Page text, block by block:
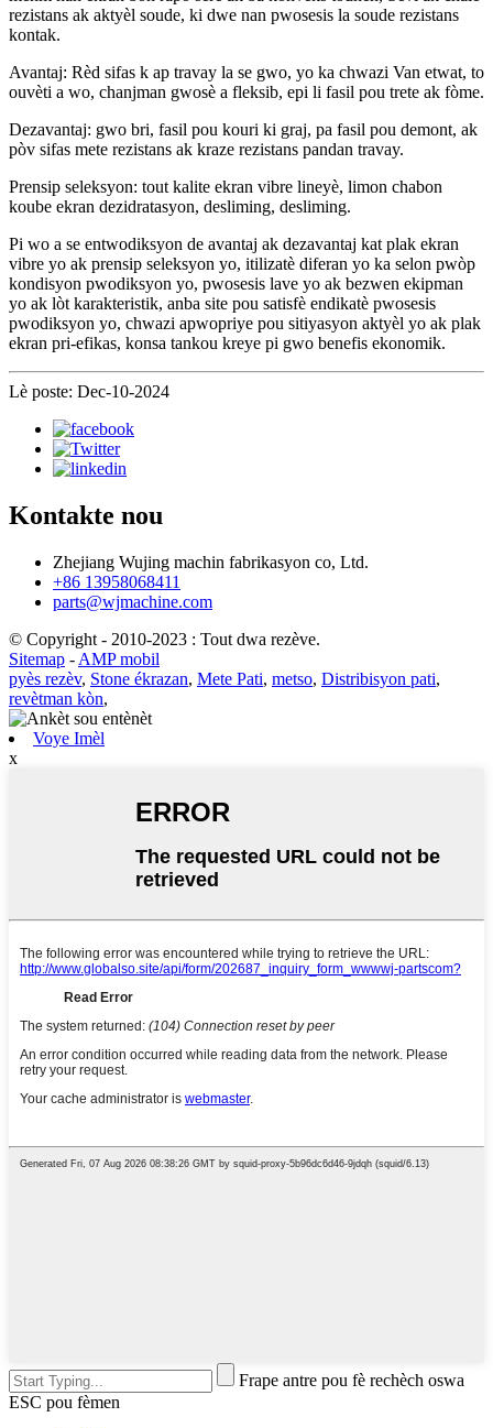
rezistans ak aktyèl soude, ki dwe nan pwosesis la soude rezistans
kontak.
Avantaj: Rèd sifas k ap travay la se gwo, yo ka chwazi Van etwat, to
ouvèti a wo, chanjman gwosè a fleksib, epi li fasil pou trete ak fòme.
Dezavantaj: gwo bri, fasil pou kouri ki graj, pa fasil pou demont, ak
pòv sifas mete rezistans ak kraze rezistans pandan travay.
Prensip seleksyon: tout kalite ekran vibre lineyè, limon chabon
koube ekran dezidratasyon, desliming, desliming.
Pi wo a se entwodiksyon de avantaj ak dezavantaj kat plak ekran
vibre yo ak prensip seleksyon yo, itilizatè diferan yo ka selon pwòp
kondisyon pwodiksyon yo, pwosesis lave yo ak bezwen ekipman
yo ak lòt karakteristik, anba site pou satisfè endikatè pwosesis
pwodiksyon yo, chwazi apwopriye pou sitiyasyon aktyèl yo ak plak
ekran pri-efikas, konsa tankou kreye pi gwo benefis ekonomik.
Lè poste: Dec-10-2024
Kontakte nou
Zhejiang Wujing machin fabrikasyon co, Ltd.
+86 13958068411
parts@wjmachine.com
© Copyright - 2010-2023 : Tout dwa rezève.
Sitemap - AMP mobil
pyès rezèv, Stone ékrazan, Mete Pati, metso, Distribisyon pati,
revètman kòn,
Voye Imèl
x
Frape antre pou fè rechèch oswa
ESC pou fèmen